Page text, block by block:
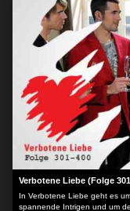
Verbotene Liebe (Folge
In Verbotene Liebe geht es
spannende Intrigen und um